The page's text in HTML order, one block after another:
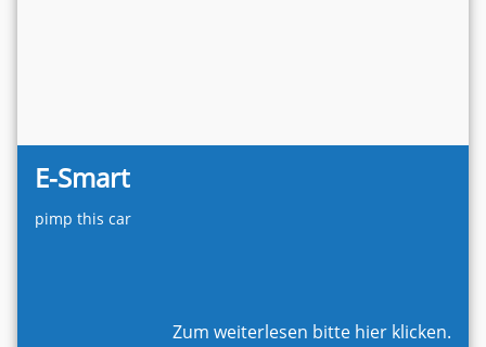
E-Smart
pimp this car
Zum weiterlesen bitte hier klicken.